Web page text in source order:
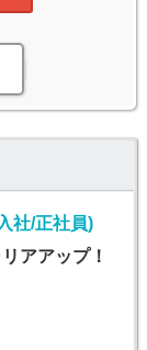
社/正社員)
アアップ！